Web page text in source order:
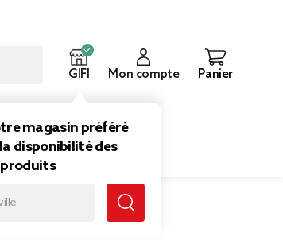
GIFI
magasin préféré
disponibilité des
produits
Mon compte Panier